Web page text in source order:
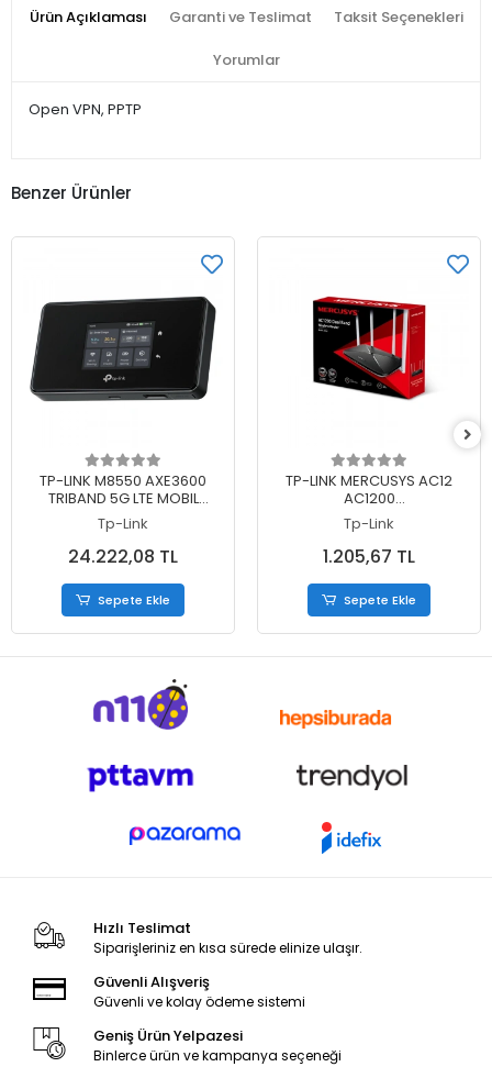
Ürün Açıklaması Garanti ve Teslimat Taksit Seçenekleri
Yorumlar
Open VPN, PPTP
Benzer Ürünler
Sepete Ekle
TP-LINK M8550 AXE3600
TRIBAND 5G LTE MOBIL
KABLOSUZ ROUTER
Tp-Link
24.222,08 TL
Sepete Ekle
Sepete Ekle
TP-LINK MERCUSYS AC12
AC1200
867MBPS/5GHZ/300MBPS/
DUAL BAND KABLOSUZ
ROUTER
Tp-Link
1.205,67 TL
Sepete Ekle
Hızlı Teslimat
Siparişleriniz en kısa sürede elinize ulaşır.
Güvenli Alışveriş
Güvenli ve kolay ödeme sistemi
Geniş Ürün Yelpazesi
Binlerce ürün ve kampanya seçeneği